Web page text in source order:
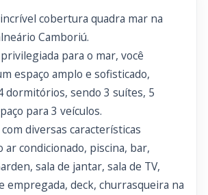
cobertura quadra mar na
Camboriú.
para o mar, você
espaço amplo e sofisticado,
dormitórios, sendo 3 suítes, 5
para 3 veículos.
diversas características
ar condicionado, piscina, bar,
sala de jantar, sala de TV,
empregada, deck, churrasqueira na